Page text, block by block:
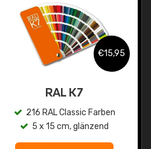
€15,95
RAL K7
216 RAL Classic Farben
5 x 15 cm, glänzend